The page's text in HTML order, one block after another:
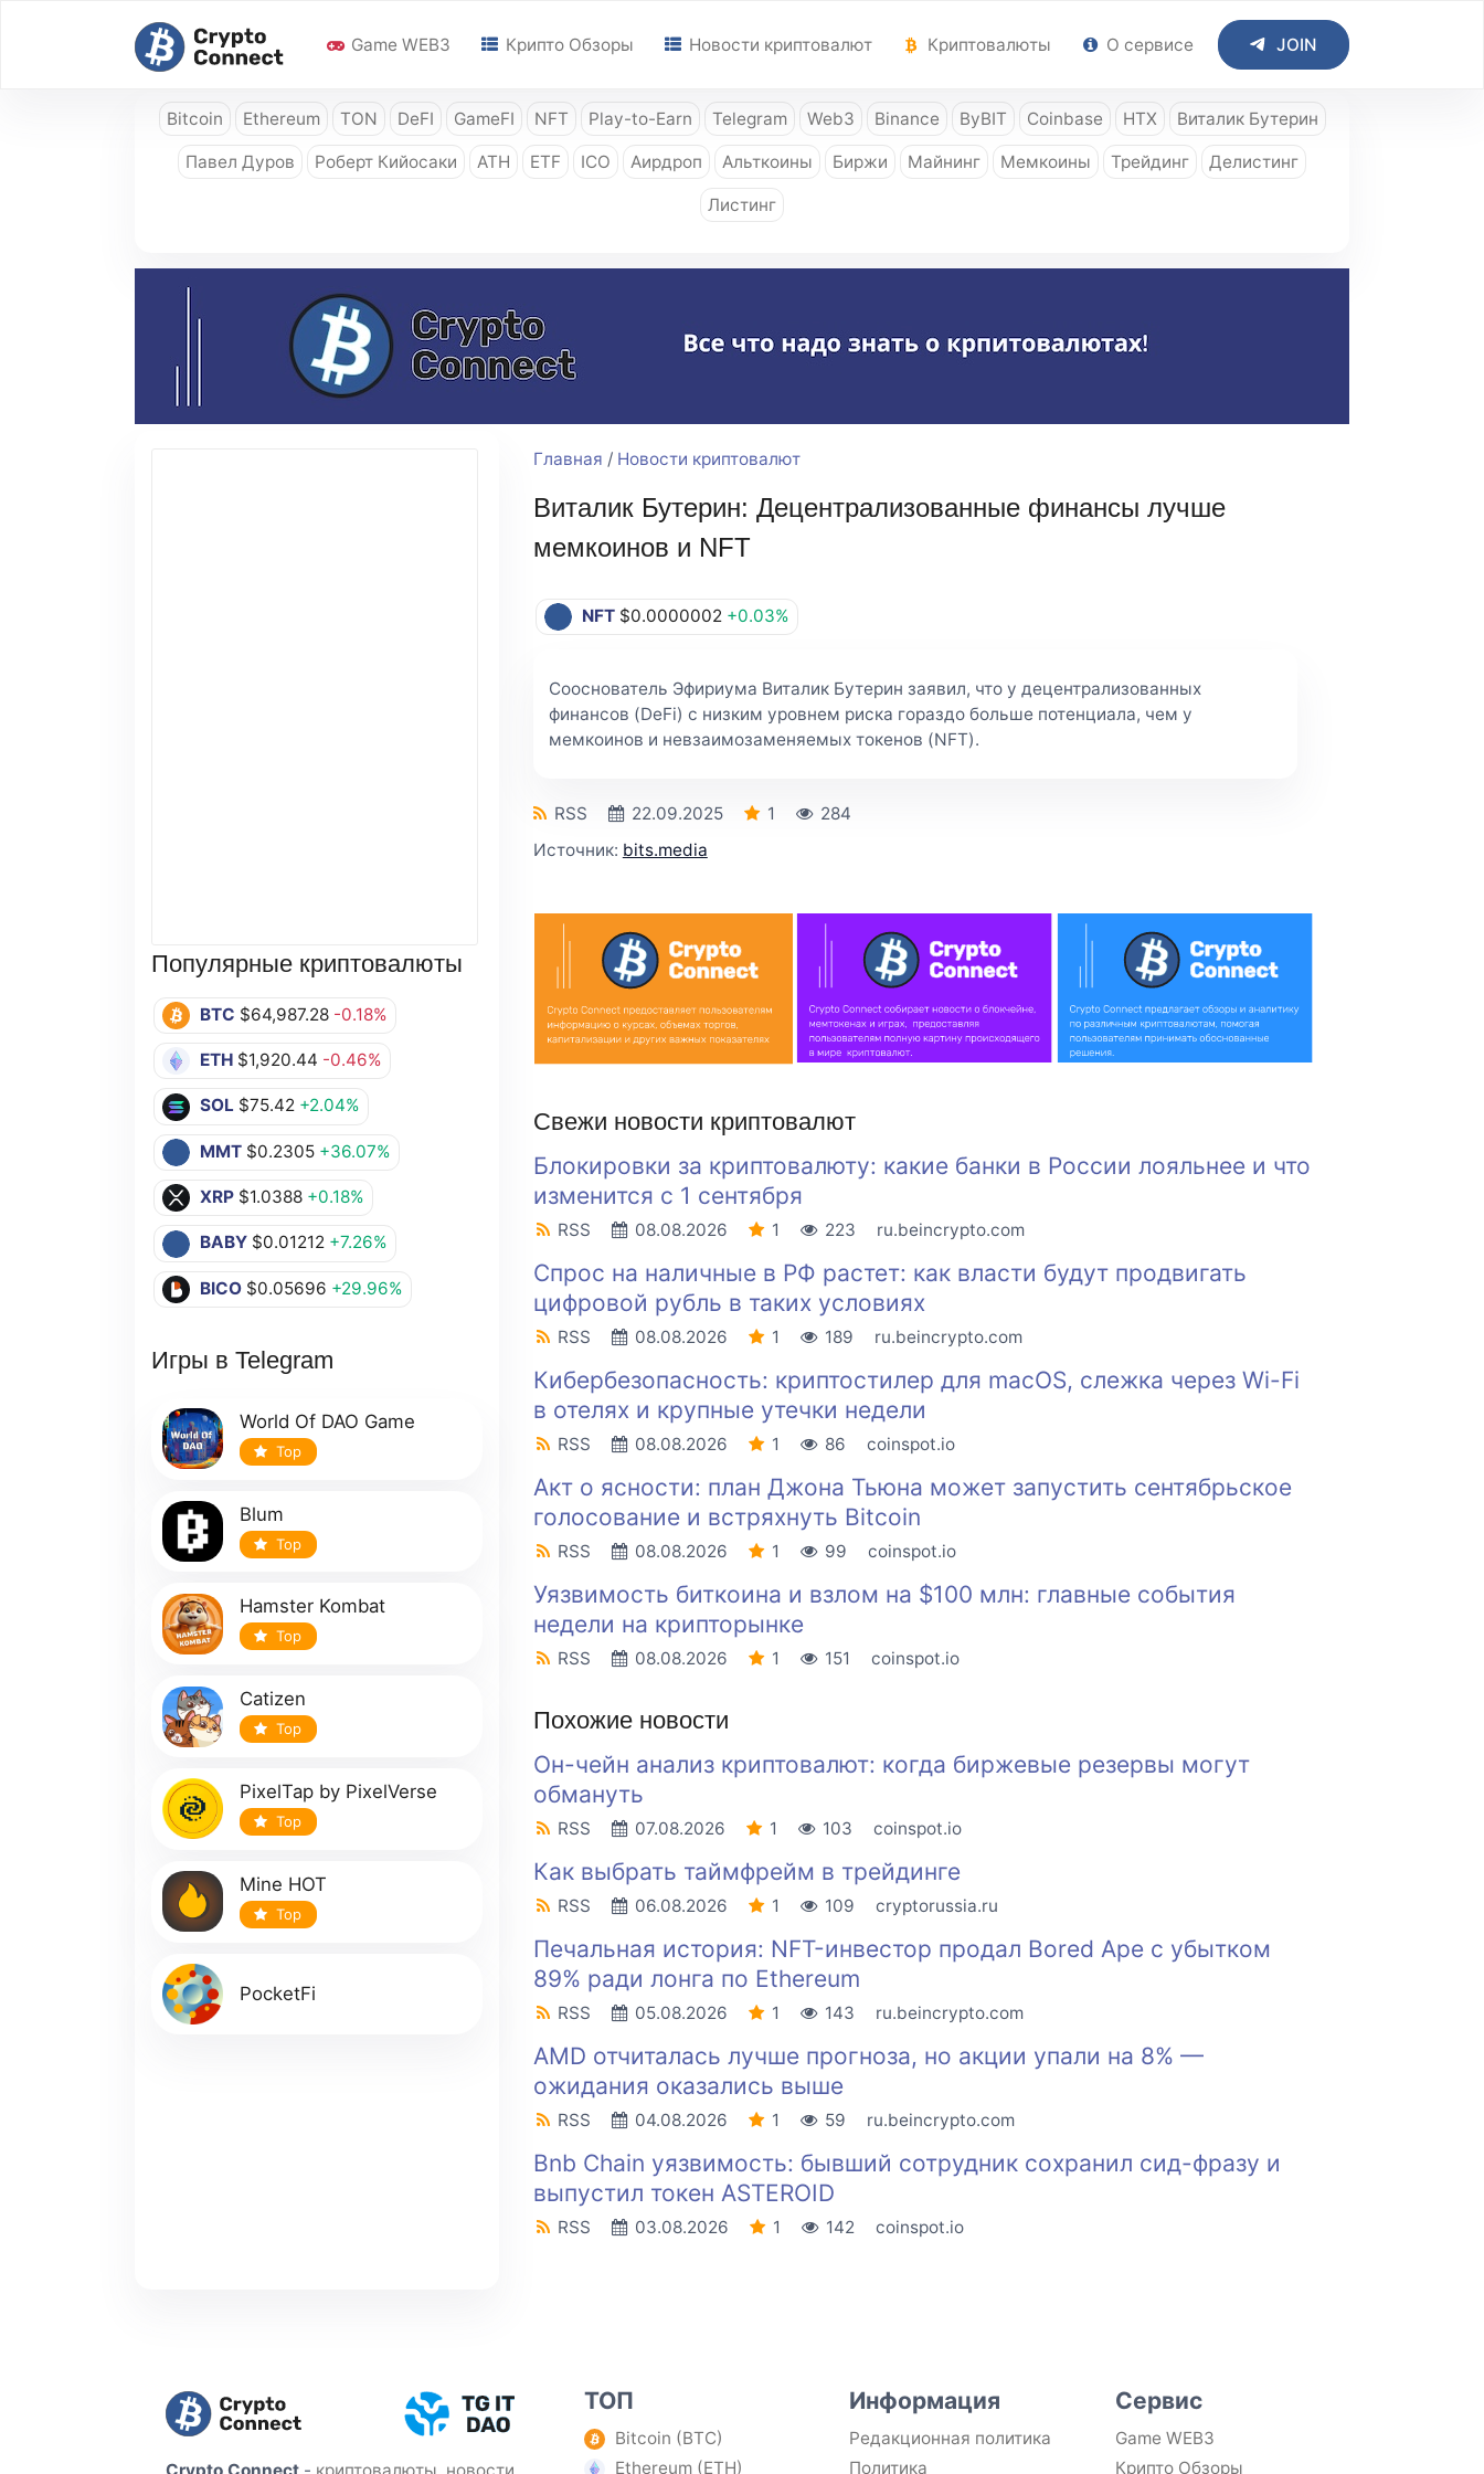
Game WEB3 Крипто Обзоры Новости криптовалют Криптовалюты О сервисе JOIN
Bitcoin Ethereum TON DeFI GameFI NFT Play-to-Earn Telegram Web3 Binance ByBIT Coinbase HTX Виталик Бутерин
Павел Дуров Роберт Кийосаки ATH ETF ICO Аирдроп Альткоины Биржи Майнинг Мемкоины Трейдинг Делистинг
Листинг
Популярные криптовалюты
BTC $64,987.28 -0.18%
ETH $1,920.44 -0.46%
SOL $75.42 +2.04%
MMT $0.2305 +36.07%
XRP $1.0388 +0.18%
BABY $0.01212 +7.26%
BICO $0.05696 +29.96%
Игры в Telegram
World Of DAO Game
Top
Blum
Top
Hamster Kombat
Top
Catizen
Top
PixelTap by PixelVerse
Top
Mine HOT
Top
PocketFi
Главная / Новости криптовалют
Виталик Бутерин: Децентрализованные финансы лучше
мемкоинов и NFT
NFT $0.0000002 +0.03%
Сооснователь Эфириума Виталик Бутерин заявил, что у децентрализованных
финансов (DeFi) с низким уровнем риска гораздо больше потенциала, чем у
мемкоинов и невзаимозаменяемых токенов (NFT).
RSS 22.09.2025 1
284
Источник: bits.media
Свежи новости криптовалют
Блокировки за криптовалюту: какие банки в России лояльнее и что
изменится с 1 сентября
RSS 08.08.2026 1 223 ru.beincrypto.com
Спрос на наличные в РФ растет: как власти будут продвигать
цифровой рубль в таких условиях
RSS 08.08.2026 1 189 ru.beincrypto.com
Кибербезопасность: криптостилер для macOS, слежка через Wi-Fi
в отелях и крупные утечки недели
RSS 08.08.2026 1 86 coinspot.io
Акт о ясности: план Джона Тьюна может запустить сентябрьское
голосование и встряхнуть Bitcoin
RSS 08.08.2026 1 99 coinspot.io
Уязвимость биткоина и взлом на $100 млн: главные события
недели на крипторынке
RSS 08.08.2026 1 151 coinspot.io
Похожие новости
Он-чейн анализ криптовалют: когда биржевые резервы могут
обмануть
RSS 07.08.2026 1 103 coinspot.io
Как выбрать таймфрейм в трейдинге
RSS 06.08.2026 1 109 cryptorussia.ru
Печальная история: NFT-инвестор продал Bored Ape с убытком
89% ради лонга по Ethereum
RSS 05.08.2026 1 143 ru.beincrypto.com
AMD отчиталась лучше прогноза, но акции упали на 8% —
ожидания оказались выше
RSS 04.08.2026 1 59 ru.beincrypto.com
Bnb Chain уязвимость: бывший сотрудник сохранил сид-фразу и
выпустил токен ASTEROID
RSS 03.08.2026 1 142 coinspot.io
ТОП
Bitcoin (BTC)
Ethereum (ETH)
Информация
Редакционная политика
Политика
Сервис
Game WEB3
Крипто Обзоры